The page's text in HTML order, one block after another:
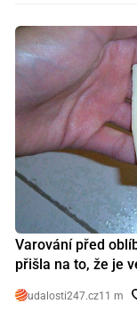
Varování před
přišla na to, že je
udalosti247.cz11 m